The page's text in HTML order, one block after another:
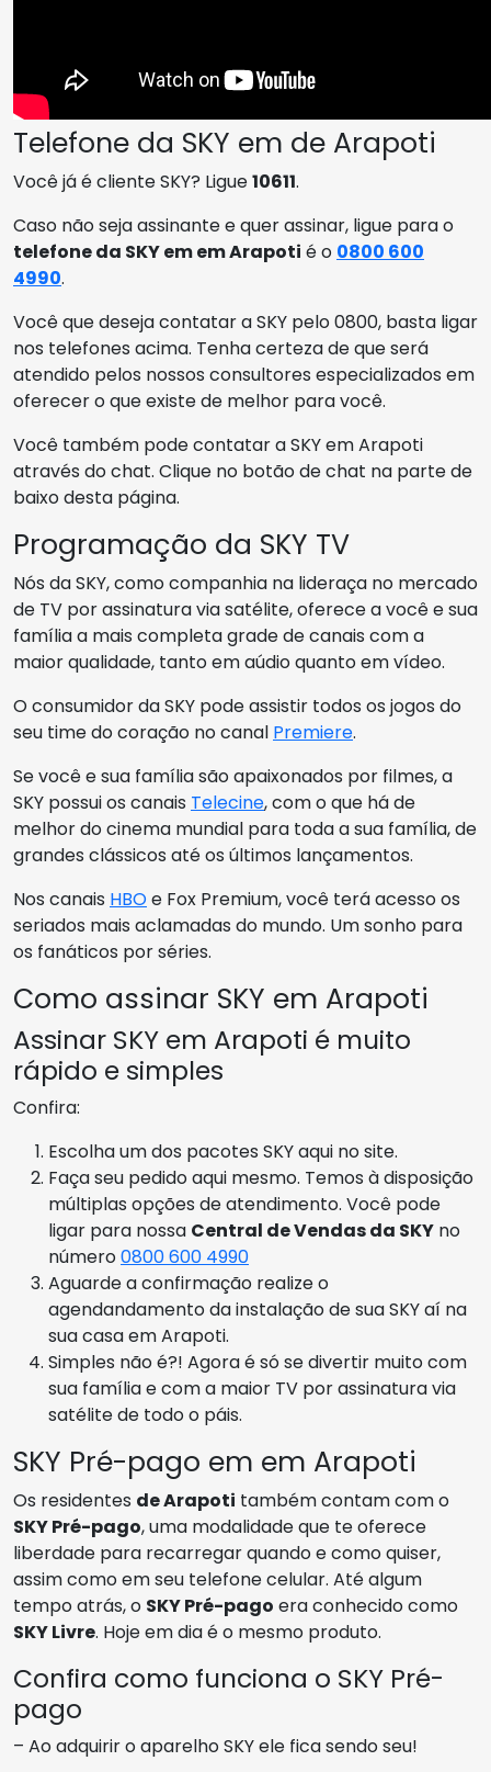
Telefone da SKY em de Arapoti
Você já é cliente SKY? Ligue10611.
Caso não seja assinante e quer assinar, ligue para o
telefone da SKY em em Arapoti é o 0800 600
4990.
Você que deseja contatar a SKY pelo 0800, basta ligar
nos telefones acima. Tenha certeza de que será
atendido pelos nossos consultores especializados em
oferecer o que existe de melhor para você.
Você também pode contatar a SKY em Arapoti
através do chat. Clique no botão de chat na parte de
baixo desta página.
Programação da SKY TV
Nós da SKY, como companhia na lideraça no mercado
de TV por assinatura via satélite, oferece a você e sua
família a mais completa grade de canais com a
maior qualidade, tanto em aúdio quanto em vídeo.
O consumidor da SKY pode assistir todos os jogos do
seu time do coração no canal Premiere.
Se você e sua família são apaixonados por filmes, a
SKY possui os canais Telecine, com o que há de
melhor do cinema mundial para toda a sua família, de
grandes clássicos até os últimos lançamentos.
Nos canais HBOe Fox Premium, você terá acesso os
seriados mais aclamadas do mundo. Um sonho para
os fanáticos por séries.
Como assinar SKY em Arapoti
Assinar SKY em Arapoti é muito
rápido e simples
Confira:
Escolha um dos pacotes SKY aqui no site.
Faça seu pedido aqui mesmo. Temos à disposição
múltiplas opções de atendimento. Você pode
ligar para nossa Central de Vendas da SKY no
número0800 600 4990
Aguarde a confirmação realize o
agendandamento da instalação de sua SKY aí na
sua casa em Arapoti.
Simples não é?! Agora é só se divertir muito com
sua família e com a maior TV por assinatura via
satélite de todo o páis.
SKY Pré-pago em em Arapoti
Os residentes de Arapoti também contam com o
SKY Pré-pago, uma modalidade que te oferece
liberdade para recarregar quando e como quiser,
assim como em seu telefone celular. Até algum
tempo atrás, o SKY Pré-pago era conhecido como
SKY Livre. Hoje em dia é o mesmo produto.
Confira como funciona o SKY Pré-
pago
– Ao adquirir o aparelho SKY ele fica sendo seu!